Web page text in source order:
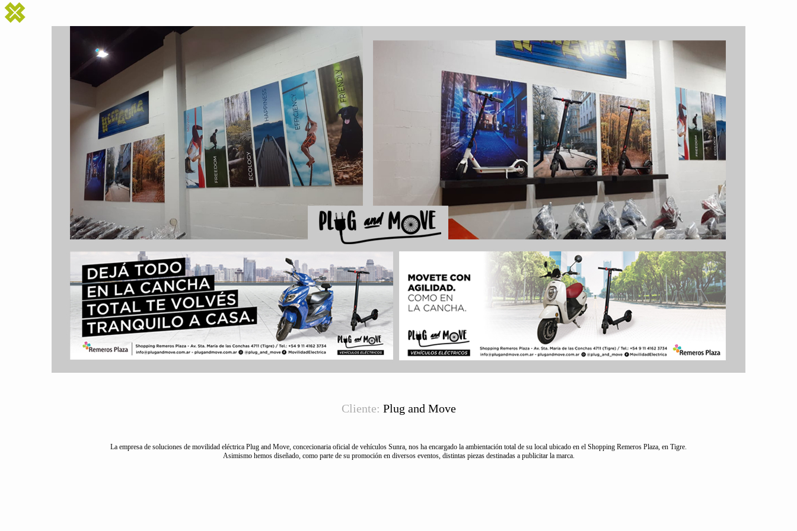
Cliente: Plug and Move
La empresa de soluciones de movilidad eléctrica Plug and Move, concecionaria oficial de vehículos Sunra, nos ha encargado la ambientación total de su local ubicado en el Shopping Remeros Plaza, en Tigre.
Asimismo hemos diseñado, como parte de su promoción en diversos eventos, distintas piezas destinadas a publicitar la marca.